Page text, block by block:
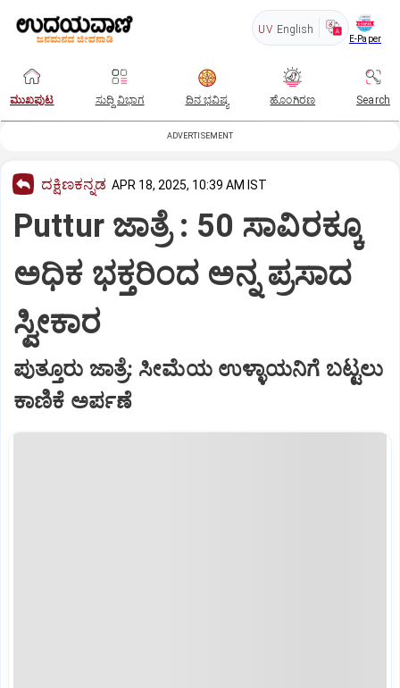
UV English
E-Paper
ಮುಖಪುಟ ಸುದ್ದಿ ವಿಭಾಗ ದಿನ ಭವಿಷ್ಯ ಹೊಂಗಿರಣ Search
ADVERTISEMENT
ದಕ್ಷಿಣಕನ್ನಡ APR 18, 2025, 10:39 AM IST
Puttur ಜಾತ್ರೆ : 50 ಸಾವಿರಕ್ಕೂ
ಅಧಿಕ ಭಕ್ತರಿಂದ ಅನ್ನ ಪ್ರಸಾದ
ಸ್ವೀಕಾರ
ಪುತ್ತೂರು ಜಾತ್ರೆ: ಸೀಮೆಯ ಉಳ್ಳಾಯನಿಗೆ ಬಟ್ಟಲು
ಕಾಣಿಕೆ ಅರ್ಪಣೆ